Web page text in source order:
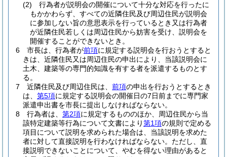
(2)
行為者が説明会の開催について十分な対応を行ったに
もかかわらず、すべての近隣住民及び周辺住民が説明会
に参加しない旨の意思表示を行っているとき又は行為者
が近隣住民若しくは周辺住民から妨害を受け、説明会を
開催することができないとき。
6
市長は、行為者が前項に規定する説明会を行おうとすると
きは、近隣住民又は周辺住民の申出により、当該説明会に
土木、建築等の専門的知識を有する者を派遣するものとす
る。
7
近隣住民及び周辺住民は、 前項の申出を行おうとするとき
は、 第5項に規定する説明会の開催日の7日前までに専門家
派遣申出書を市長に提出しなければならない。
8
行為者は、 第2項に規定するもののほか、周辺住民から当
該特定建築等行為について文書により第1項の規則で定める
項目について説明を求められた場合は、当該説明を求めた
者に対して直接説明を行わなければならない。 ただし、直
接説明できないことについて、やむを得ない理由があると